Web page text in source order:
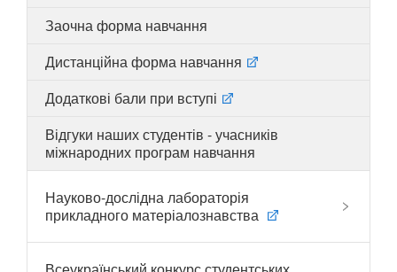
EN
Заочна форма навчання
Дистанційна форма навчання
Додаткові бали при вступі
Відгуки наших студентів - учасників
міжнародних програм навчання
Науково-дослідна лабораторія
прикладного матеріалознавства